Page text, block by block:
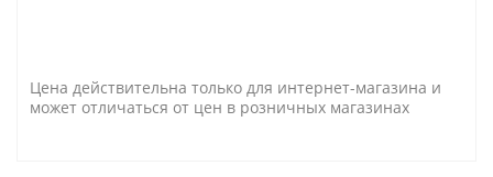
Цена действительна только для интернет-магазина и
может отличаться от цен в розничных магазинах